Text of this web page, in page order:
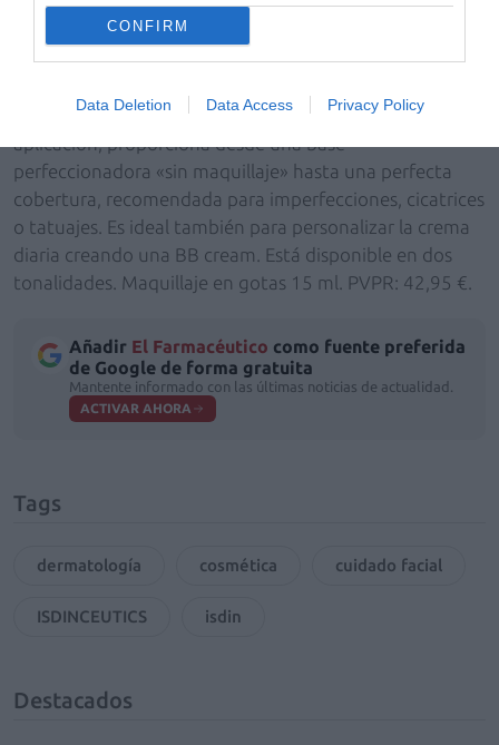
CONFIRM
Data Deletion Data Access Privacy Policy
las necesidades de cobertura
consiguiendo un acabado natural
una aplicación variable entre 1 y 3 gotas que, según su
aplicación, proporciona desde una base
perfeccionadora «sin maquillaje» hasta una perfecta
cobertura, recomendada para imperfecciones, cicatrices
o tatuajes. Es ideal también para personalizar la crema
diaria creando una BB cream. Está disponible en dos
tonalidades. Maquillaje en gotas 15 ml. PVPR: 42,95 €.
Añadir El Farmacéutico como fuente preferida
de Google de forma gratuita
Mantente informado con las últimas noticias de actualidad.
ACTIVAR AHORA
Tags
dermatología cosmética cuidado facial
ISDINCEUTICS isdin
Destacados